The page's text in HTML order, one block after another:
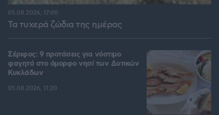
Τα τυχερά ζώδια της ημέρας
05.08.2026, 17:00
Σέριφος: 9 προτάσεις για νόστιμο
φαγητό στο όμορφο νησί των Δυτικών
Κυκλάδων
05.08.2026, 11:20